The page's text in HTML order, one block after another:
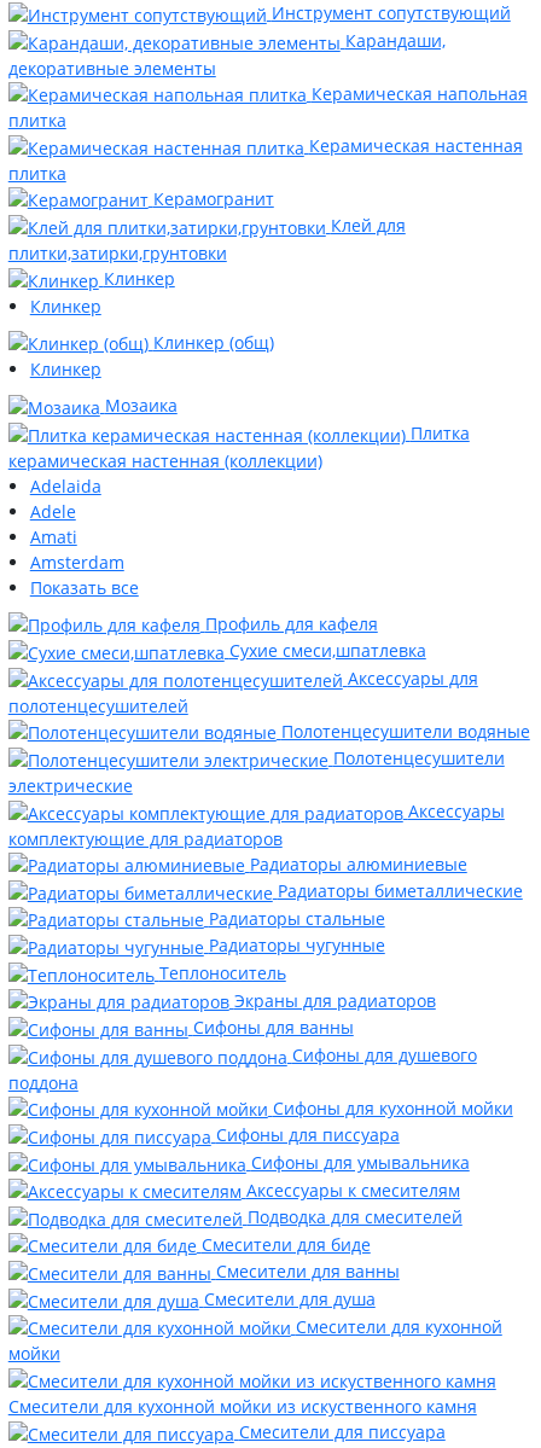
Инструмент сопутствующий
Карандаши,
декоративные элементы
Керамическая напольная
плитка
Керамическая настенная
плитка
Керамогранит
Клей для
плитки,затирки,грунтовки
Клинкер
Клинкер
Клинкер (общ)
Клинкер
Мозаика
Плитка
керамическая настенная (коллекции)
Adelaida
Adele
Amati
Amsterdam
Показать все
Профиль для кафеля
Сухие смеси,шпатлевка
Аксессуары для
полотенцесушителей
Полотенцесушители водяные
Полотенцесушители
электрические
Аксессуары
комплектующие для радиаторов
Радиаторы алюминиевые
Радиаторы биметаллические
Радиаторы стальные
Радиаторы чугунные
Теплоноситель
Экраны для радиаторов
Сифоны для ванны
Сифоны для душевого
поддона
Сифоны для кухонной мойки
Сифоны для писсуара
Сифоны для умывальника
Аксессуары к смесителям
Подводка для смесителей
Смесители для биде
Смесители для ванны
Смесители для душа
Смесители для кухонной
мойки
Смесители для кухонной мойки из искуственного камня
Смесители для писсуара